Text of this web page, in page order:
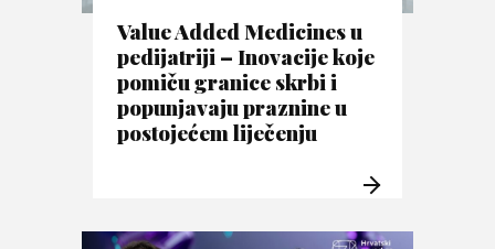
Value Added Medicines u
pedijatriji – Inovacije koje
pomiču granice skrbi i
popunjavaju praznine u
postojećem liječenju